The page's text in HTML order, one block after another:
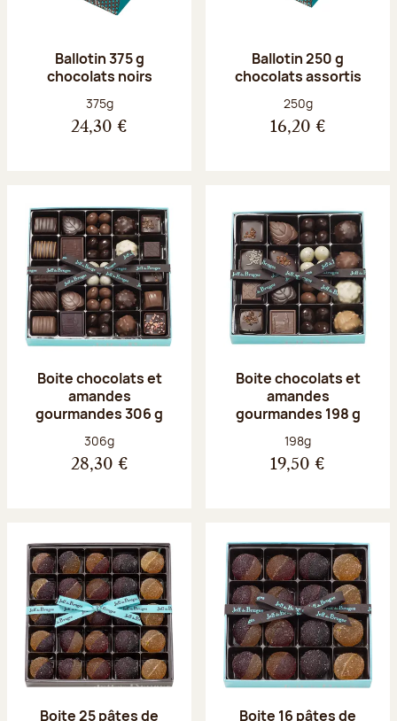
Ballotin 375 g
chocolats noirs
Poids net :
375g
24,30 €
Ballotin 250 g
chocolats assortis
Poids net :
250g
16,20 €
Boite chocolats et
amandes
gourmandes 306 g
Poids net :
306g
28,30 €
Boite chocolats et
amandes
gourmandes 198 g
Poids net :
198g
19,50 €
Boite 25 pâtes de Boite 16 pâtes de